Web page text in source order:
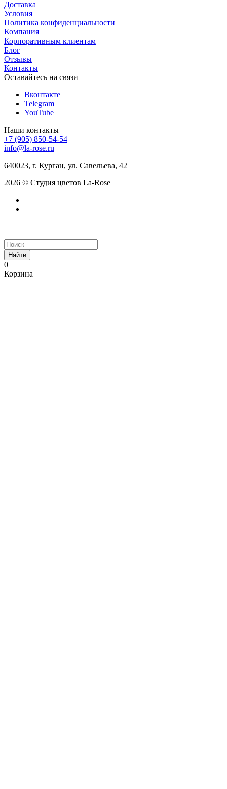
Доставка
Условия
Политика конфиденциальности
Компания
Корпоративным клиентам
Блог
Отзывы
Контакты
Оставайтесь на связи
Вконтакте
Telegram
YouTube
Наши контакты
+7 (905) 850-54-54
info@la-rose.ru
640023, г. Курган, ул. Савельева, 42
2026 © Студия цветов La-Rose
Найти
0
Корзина